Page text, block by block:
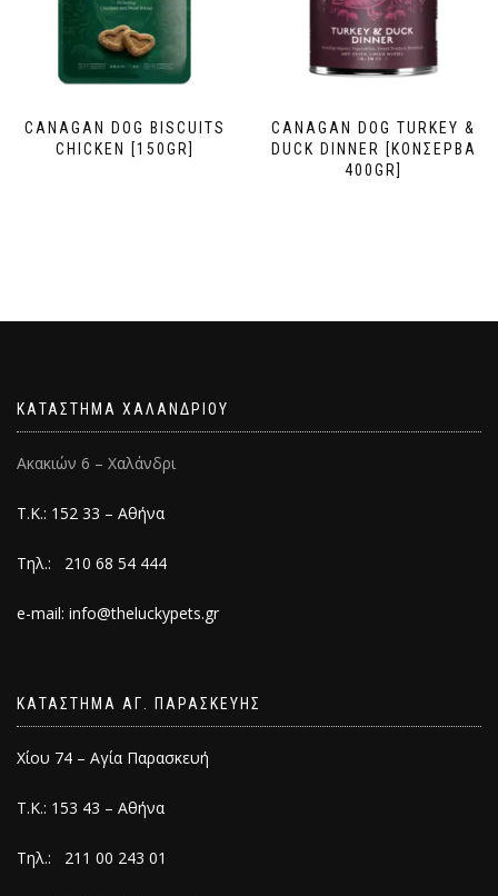
CANAGAN DOG BISCUITS
CHICKEN [150GR]
CANAGAN DOG TURKEY &
DUCK DINNER [ΚΟΝΣΕΡΒΑ
400GR]
ΚΑΤΑΣΤΗΜΑ ΧΑΛΑΝΔΡΙΟΥ
Ακακιών 6 – Χαλάνδρι
Τ.Κ.: 152 33 – Αθήνα
Τηλ.: 210 68 54 444
e-mail: info@theluckypets.gr
ΚΑΤΑΣΤΗΜΑ ΑΓ. ΠΑΡΑΣΚΕΥΗΣ
Χίου 74 – Αγία Παρασκευή
Τ.Κ.: 153 43 – Αθήνα
Τηλ.: 211 00 243 01